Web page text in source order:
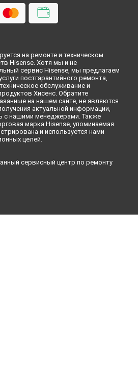
на ремонте и техническом
Hisense. Хотя мы и не
сервис Hisense, мы предлагаем
постгарантийного ремонта,
обслуживание и
Хисенс. Обратите
на нашем сайте, не являются
актуальной информации,
с нашими менеджерами. Также
марка Hisense, упоминаемая
и используется нами
целей.
сервисный центр по ремонту